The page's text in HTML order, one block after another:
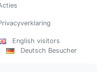
English visitors
Deutsch Besucher